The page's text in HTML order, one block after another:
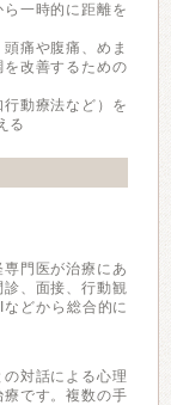
一時的に距離を
痛や腹痛、めま
改善するための
動療法など）を
る
門医が治療にあ
、面接、行動観
どから総合的に
対話による心理
です。複数の手